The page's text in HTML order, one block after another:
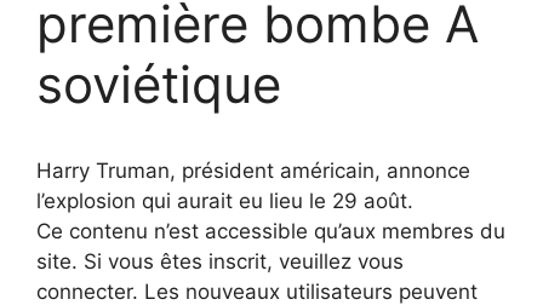
première bombe A
soviétique
Harry Truman, président américain, annonce
l’explosion qui aurait eu lieu le 29 août.
Ce contenu n’est accessible qu’aux membres du
site. Si vous êtes inscrit, veuillez vous
connecter. Les nouveaux utilisateurs peuvent